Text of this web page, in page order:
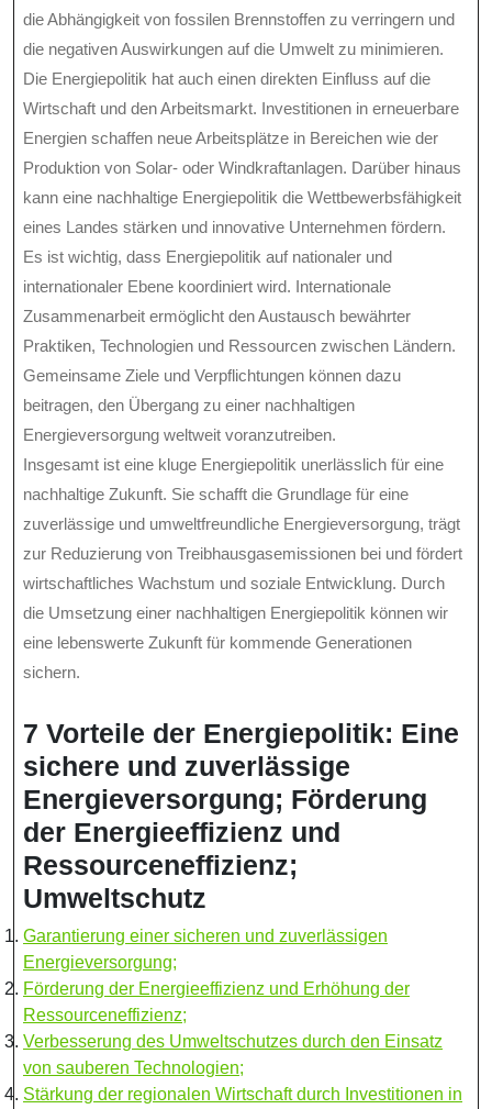
die Abhängigkeit von fossilen Brennstoffen zu verringern und
die negativen Auswirkungen auf die Umwelt zu minimieren.
Die Energiepolitik hat auch einen direkten Einfluss auf die
Wirtschaft und den Arbeitsmarkt. Investitionen in erneuerbare
Energien schaffen neue Arbeitsplätze in Bereichen wie der
Produktion von Solar- oder Windkraftanlagen. Darüber hinaus
kann eine nachhaltige Energiepolitik die Wettbewerbsfähigkeit
eines Landes stärken und innovative Unternehmen fördern.
Es ist wichtig, dass Energiepolitik auf nationaler und
internationaler Ebene koordiniert wird. Internationale
Zusammenarbeit ermöglicht den Austausch bewährter
Praktiken, Technologien und Ressourcen zwischen Ländern.
Gemeinsame Ziele und Verpflichtungen können dazu
beitragen, den Übergang zu einer nachhaltigen
Energieversorgung weltweit voranzutreiben.
Insgesamt ist eine kluge Energiepolitik unerlässlich für eine
nachhaltige Zukunft. Sie schafft die Grundlage für eine
zuverlässige und umweltfreundliche Energieversorgung, trägt
zur Reduzierung von Treibhausgasemissionen bei und fördert
wirtschaftliches Wachstum und soziale Entwicklung. Durch
die Umsetzung einer nachhaltigen Energiepolitik können wir
eine lebenswerte Zukunft für kommende Generationen
sichern.
7 Vorteile der Energiepolitik: Eine
sichere und zuverlässige
Energieversorgung; Förderung
der Energieeffizienz und
Ressourceneffizienz;
Umweltschutz
Garantierung einer sicheren und zuverlässigen
Energieversorgung;
Förderung der Energieeffizienz und Erhöhung der
Ressourceneffizienz;
Verbesserung des Umweltschutzes durch den Einsatz
von sauberen Technologien;
Stärkung der regionalen Wirtschaft durch Investitionen in